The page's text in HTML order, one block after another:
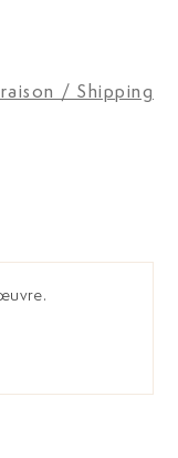
/ Shipping